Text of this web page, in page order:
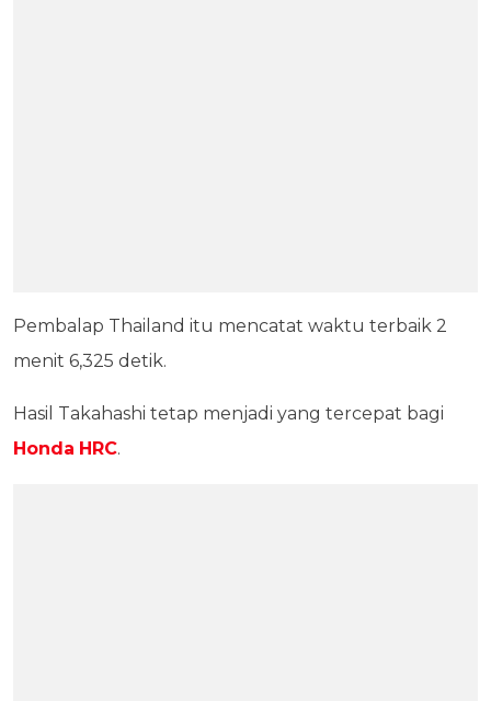
Pembalap Thailand itu mencatat waktu terbaik 2
menit 6,325 detik.
Hasil Takahashi tetap menjadi yang tercepat bagi
Honda HRC.